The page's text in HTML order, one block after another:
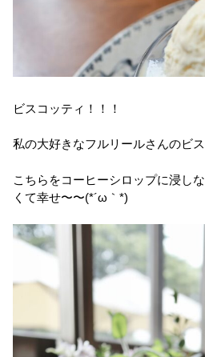
ビスコッティ！！！
私の大好きなフルリールさんのビス
こちらをコーヒーシロップに浸し
くて幸せ〜〜(*´ω｀*)